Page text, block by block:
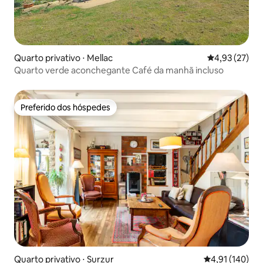
Quarto privativo ⋅ Mellac 4,93 de uma
4,93 (27)
Quarto verde aconchegante Café da manhã incluso
Preferido dos hóspedes
Preferido dos hóspedes
Quarto privativo ⋅ Surzur 4,91 de uma
4,91 (140)